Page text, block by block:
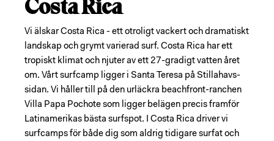
Costa Rica
Vi älskar Costa Rica - ett otroligt vackert och dramatiskt
landskap och grymt varierad surf. Costa Rica har ett
tropiskt klimat och njuter av ett 27-gradigt vatten året
om. Vårt surfcamp ligger i Santa Teresa på Stillahavs-
sidan. Vi håller till på den urläckra beachfront-ranchen
Villa Papa Pochote som ligger belägen precis framför
Latinamerikas bästa surfspot. I Costa Rica driver vi
surfcamps för både dig som aldrig tidigare surfat och